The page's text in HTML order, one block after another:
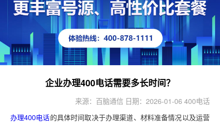
企业办理400电话需要多长时间？
来源：百脑通信 日期：2026-01-06 400电话
办理400电话的‌具体时间‌取决于‌办理渠道‌、‌ 材料准备情况‌以及‌运营